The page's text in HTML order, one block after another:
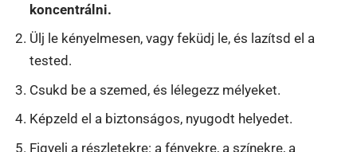
koncentrálni.
Ülj le kényelmesen, vagy feküdj le, és lazítsd el a
tested.
Csukd be a szemed, és lélegezz mélyeket.
Képzeld el a biztonságos, nyugodt helyedet.
Figyelj a részletekre: a fényekre, a színekre, a